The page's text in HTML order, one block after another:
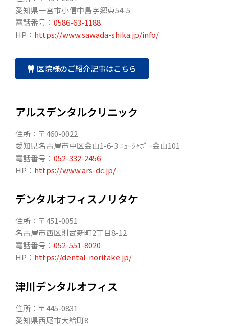
愛知県一宮市小信中島字郷東54-5
電話番号： 0586-63-1188
HP： https://www.sawada-shika.jp/info/
医院様のご紹介記事はこちら
アルスデンタルクリニック
住所：〒460-0022
愛知県名古屋市中区金山1-6-3 ﾆｭｰｼｬﾎﾟｰ金山101
電話番号： 052-332-2456
HP： https://www.ars-dc.jp/
デンタルオフィスノリタケ
住所：〒451-0051
名古屋市西区則武新町2丁目8-12
電話番号： 052-551-8020
HP： https://dental-noritake.jp/
津川デンタルオフィス
住所：〒445-0831
愛知県西尾市大給町8